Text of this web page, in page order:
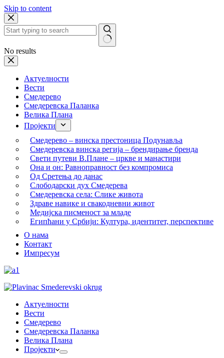
Skip to content
No results
Актуелности
Вести
Смедерево
Смедеревска Паланка
Велика Плана
Пројекти
Смедерево – винска престоница Подунавља
Смедеревска винска регија – брендирање бренда
Свети путеви В.Плане – цркве и манастири
Она и он: Равноправност без компромиса
Од Сретења до данас
Слободарски дух Смедерева
Смедеревска села: Слике живота
Здраве навике и свакодневни живот
Медијска писменост за младе
Египћани у Србији: Култура, идентитет, перспективе
О нама
Контакт
Импресум
Актуелности
Вести
Смедерево
Смедеревска Паланка
Велика Плана
Пројекти